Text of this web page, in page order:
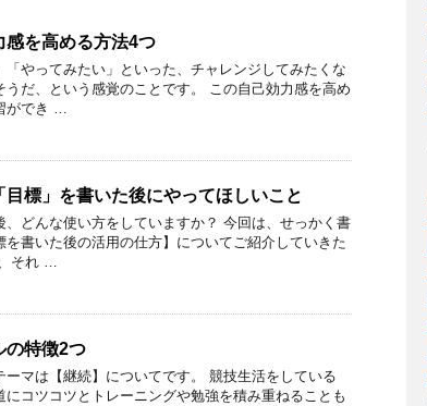
感を高める方法4つ
「やってみたい」といった、チャレンジしてみたくな
だ、という感覚のことです。 この自己効力感を高め
ができ …
目標」を書いた後にやってほしいこと
どんな使い方をしていますか？ 今回は、せっかく書
書いた後の活用の仕方】についてご紹介していきた
それ …
の特徴2つ
マは【継続】についてです。 競技生活をしている
コツコツとトレーニングや勉強を積み重ねることも